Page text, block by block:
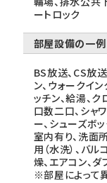
ートロック
部屋設備の一例
BS放送、CS放
ン、ウォークイ
ッチン、給湯、
口数二口、シャ
ー、シューズボ
室内有り、洗面
用（水洗）、バ
燥、エアコン、
※部屋によって